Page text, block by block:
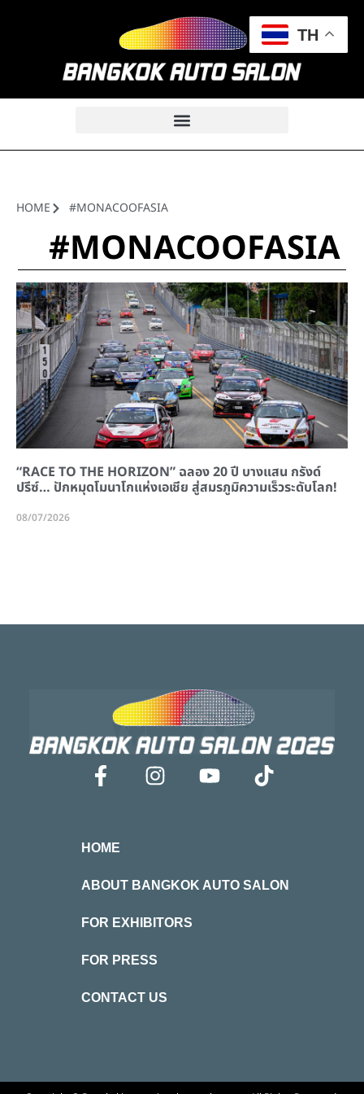
HOME #MONACOOFASIA
#MONACOOFASIA
“RACE TO THE HORIZON” ฉลอง 20 ปี บางแสน กรังด์
ปรีซ์… ปักหมุดโมนาโกแห่งเอเชีย สู่สมรภูมิความเร็วระดับโลก!
08/07/2026
HOME
ABOUT BANGKOK AUTO SALON
FOR EXHIBITORS
FOR PRESS
CONTACT US
TH